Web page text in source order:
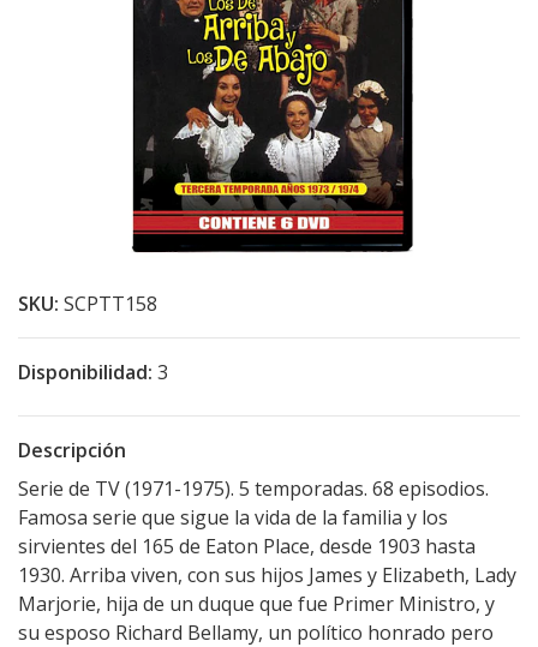
SKU: SCPTT158
Disponibilidad: 3
Descripción
Serie de TV (1971-1975). 5 temporadas. 68 episodios.
Famosa serie que sigue la vida de la familia y los
sirvientes del 165 de Eaton Place, desde 1903 hasta
1930. Arriba viven, con sus hijos James y Elizabeth, Lady
Marjorie, hija de un duque que fue Primer Ministro, y
su esposo Richard Bellamy, un político honrado pero